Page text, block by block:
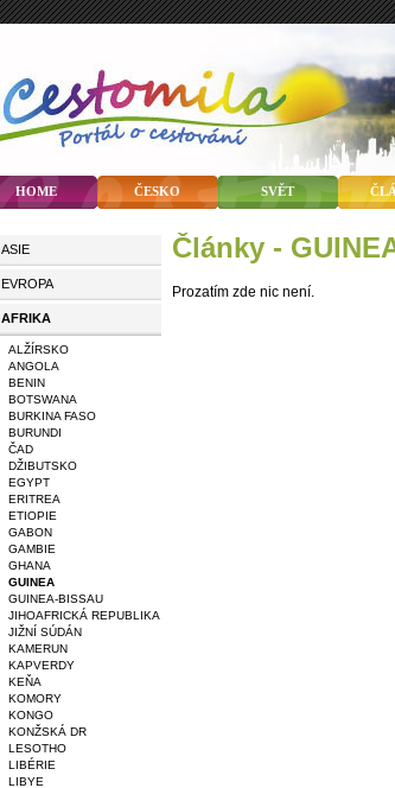
HOME ČESKO SVĚT
články -
Prozatím zde nic není.
ASIE
EVROPA
AFRIKA
ALŽÍRSKO
ANGOLA
BENIN
BOTSWANA
BURKINA FASO
BURUNDI
ČAD
DŽIBUTSKO
EGYPT
ERITREA
ETIOPIE
GABON
GAMBIE
GHANA
GUINEA
GUINEA-BISSAU
JIHOAFRICKÁ REPUBLIKA
JIŽNÍ SÚDÁN
KAMERUN
KAPVERDY
KEŇA
KOMORY
KONGO
KONŽSKÁ DR
LESOTHO
LIBÉRIE
LIBYE